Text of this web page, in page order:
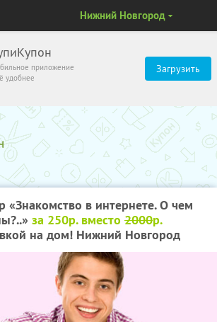
приложение
удобнее
Загрузить
Нижний Новгород
«Знакомство в интернете. О чем
за 250р. вместо 2000р.
на дом! Нижний Новгород